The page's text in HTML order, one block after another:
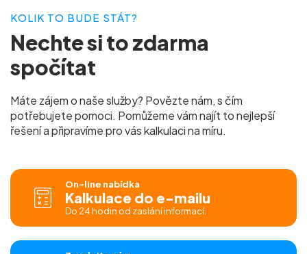
KOLIK TO BUDE STÁT?
Nechte si tozdarma
spočítat
Máte zájem o naše služby? Povězte nám, s čím
potřebujete pomoci. Pomůžeme vám najít to nejlepší
řešení a připravíme pro váskalkulaci na míru.
On-line nabídka
Kalkulace do e-mailu
Do 24 hodin od zaslání informací.